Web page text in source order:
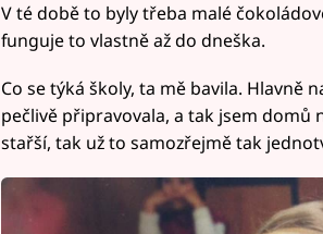
V té době to byly třeba malé
funguje to vlastně až do dneška.
Co se týká školy, ta mě bavila. Hlavně
pečlivě připravovala, a tak jsem domů
stařší, tak už to samozřejmě tak